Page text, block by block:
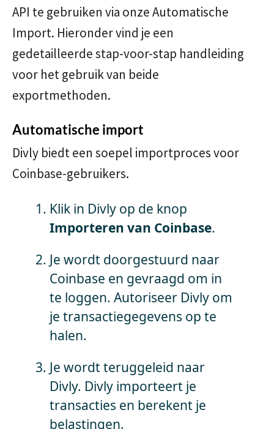
API te gebruiken via onze Automatische
Import. Hieronder vind je een
gedetailleerde stap-voor-stap handleiding
voor het gebruik van beide
exportmethoden.
Automatische import
Divly biedt een soepel importproces voor
Coinbase-gebruikers.
Klik in Divly op de knop
Importeren van Coinbase.
Je wordt doorgestuurd naar
Coinbase en gevraagd om in
te loggen. Autoriseer Divly om
je transactiegegevens op te
halen.
Je wordt teruggeleid naar
Divly. Divly importeert je
transacties en berekent je
belastingen.